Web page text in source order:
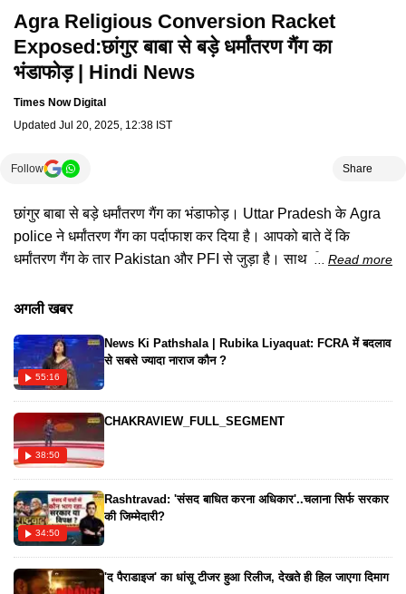
Agra Religious Conversion Racket
Exposed:छांगुर बाबा से बड़े धर्मांतरण गैंग का
भंडाफोड़ | Hindi News
Times Now Digital
Updated Jul 20, 2025, 12:38 IST
Follow Share
छांगुर बाबा से बड़े धर्मांतरण गैंग का भंडाफोड़। Uttar Pradesh के Agra
police ने धर्मांतरण गैंग का पर्दाफाश कर दिया है। आपको बाते दें कि
धर्मांतरण गैंग के तार Pakistan और PFI से जुड़ा है। साथ ही Agra
#chhangurbaba #jamaluddin #agrapolice #uppolice
Read more
अगली खबर
55:16
News Ki Pathshala | Rubika Liyaquat: FCRA में बदलाव
से सबसे ज्यादा नाराज कौन ?
38:50
CHAKRAVIEW_FULL_SEGMENT
34:50
Rashtravad: 'संसद बाधित करना अधिकार'..चलाना सिर्फ सरकार
की जिम्मेदारी?
'द पैराडाइज' का धांसू टीजर हुआ रिलीज, देखते ही हिल जाएगा दिमाग